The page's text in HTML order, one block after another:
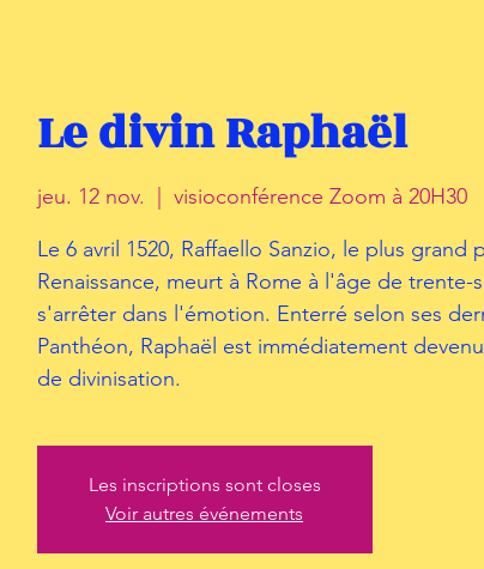
Le divin Raphaël
jeu. 12 nov.
visioconférence Zoom à 20H30
Le 6 avril 1520, Raffaello Sanzio, le plus grand
Renaissance, meurt à Rome à l'âge de trente-
s'arrêter dans l'émotion. Enterré selon ses
Panthéon, Raphaël est immédiatement
de divinisation.
Les inscriptions sont closes
Voir autres événements